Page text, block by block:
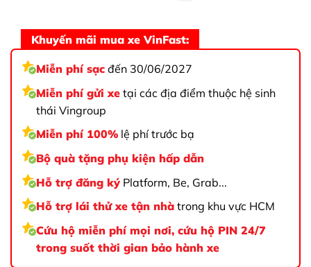
Khuyến mãi mua xe VinFast:
Miễn phí sạc đến 30/06/2027
Miễn phí gửi xe tại các địa điểm thuộc hệ sinh
thái Vingroup
Miễn phí 100% lệ phí trước bạ
Bộ quà tặng phụ kiện hấp dẫn
Hỗ trợ đăng ký Platform, Be, Grab...
Hỗ trợ lái thử xe tận nhà trong khu vực HCM
Cứu hộ miễn phí mọi nơi, cứu hộ PIN 24/7
trong suốt thời gian bảo hành xe